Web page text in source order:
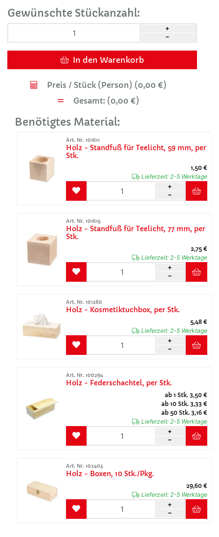
Gewünschte Stückanzahl:
In den Warenkorb
Preis / Stück (Person) (0,00 €)
Gesamt: (0,00 €)
Benötigtes Material:
Art. Nr. 101611
Holz - Standfuß für Teelicht, 59 mm, per
Stk.
1,50 €
Lieferzeit: 2-5 Werktage
Art. Nr. 101615
Holz - Standfuß für Teelicht, 77 mm, per
Stk.
2,75 €
Lieferzeit: 2-5 Werktage
Art. Nr. 101260
Holz - Kosmetiktuchbox, per Stk.
5,48 €
Lieferzeit: 2-5 Werktage
Art. Nr. 100294
Holz - Federschachtel, per Stk.
ab 1 Stk. 3,50 €
ab 10 Stk. 3,33 €
ab 50 Stk. 3,16 €
Lieferzeit: 2-5 Werktage
Art. Nr. 102405
Holz - Boxen, 10 Stk./Pkg.
29,60 €
Lieferzeit: 2-5 Werktage